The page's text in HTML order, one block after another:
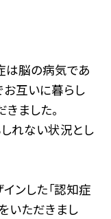
は脳の病気であ
お互いに暮らし
ました。
れない状況とし
ンした「認知症
いただきまし